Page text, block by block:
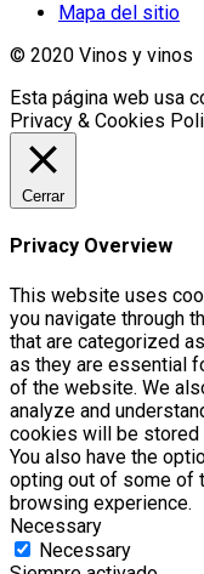
Mapa del sitio
© 2020 Vinos y vinos
Esta página web usa
Privacy & Cookies
Cerrar
Privacy Overview
This website uses
you navigate through
that are categorized
as they are essential
of the website. We
analyze and
cookies will be stored
You also have the
opting out of some of
browsing experience.
Necessary
Necessary